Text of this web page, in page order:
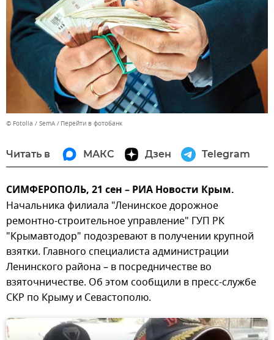
© Fotolia / SemA Перейти в фотобанк
Читать в МАКС Дзен Telegram
СИМФЕРОПОЛЬ, 21 сен – РИА Новости Крым.
Начальника филиала "Ленинское дорожное
ремонтно-строительное управление" ГУП РК
"Крымавтодор" подозревают в получении крупной
взятки. Главного специалиста администрации
Ленинского района – в посредничестве во
взяточничестве. Об этом сообщили в пресс-службе
СКР по Крыму и Севастополю.